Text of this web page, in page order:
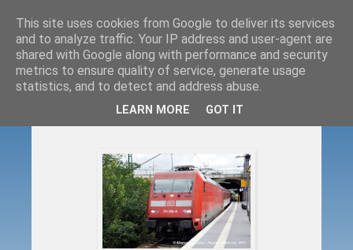
2013. 07. 11.
Elnézték a váltóállítást
This site uses cookies from Google to deliver its services
and to analyze traffic. Your IP address and user-agent are
shared with Google along with performance and security
metrics to ensure quality of service, generate usage
statistics, and to detect and address abuse.
LEARN MORE GOT IT